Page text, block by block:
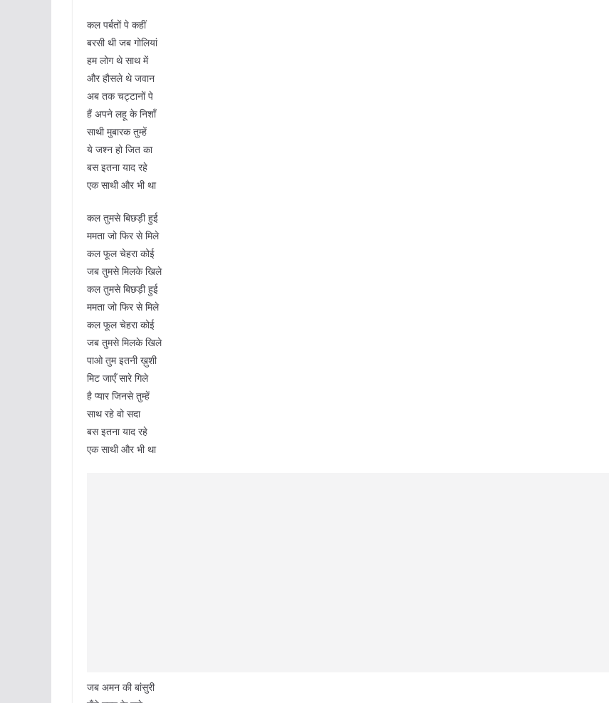
कल पर्बतों पे कहीं
बरसी थी जब गोलियां
हम लोग थे साथ में
और हौसले थे जवान
अब तक चट्टानों पे
हैं अपने लहू के निशाँ
साथी मुबारक तुम्हें
ये जश्न हो जित का
बस इतना याद रहे
एक साथी और भी था
कल तुमसे बिछड़ी हुई
ममता जो फिर से मिले
कल फूल चेहरा कोई
जब तुमसे मिलके खिले
कल तुमसे बिछड़ी हुई
ममता जो फिर से मिले
कल फूल चेहरा कोई
जब तुमसे मिलके खिले
पाओ तुम इतनी ख़ुशी
मिट जाएँ सारे गिले
है प्यार जिनसे तुम्हें
साथ रहे वो सदा
बस इतना याद रहे
एक साथी और भी था
जब अमन की बांसुरी